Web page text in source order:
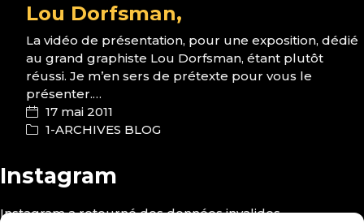
Lou Dorfsman,
La vidéo de présentation, pour une exposition, dédié
au grand graphiste Lou Dorfsman, étant plutôt
réussi. Je m’en sers de prétexte pour vous le
présenter.…
17 mai 2011
1-ARCHIVES BLOG
Instagram
Instagram a retourné des données invalides.